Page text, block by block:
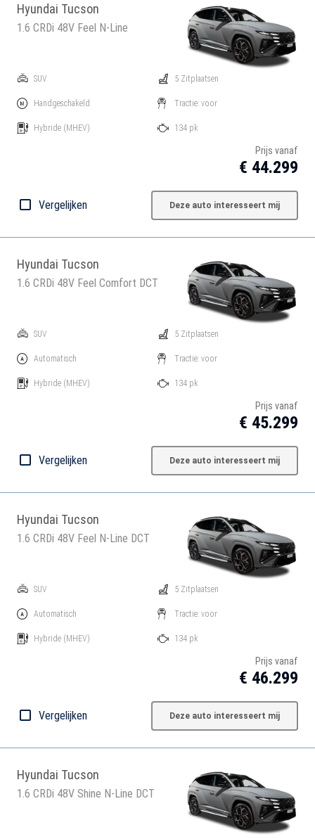
Hyundai Tucson
1.6 CRDi 48V Feel N-Line
SUV
Handgeschakeld
Hybride (MHEV)
5 Zitplaatsen
Tractie: voor
134 pk
Prijs vanaf
€ 44.299
Vergelijken Deze auto interesseert mij
Hyundai Tucson
1.6 CRDi 48V Feel Comfort DCT
SUV
Automatisch
Hybride (MHEV)
5 Zitplaatsen
Tractie: voor
134 pk
Prijs vanaf
€ 45.299
Vergelijken Deze auto interesseert mij
Hyundai Tucson
1.6 CRDi 48V Feel N-Line DCT
SUV
Automatisch
Hybride (MHEV)
5 Zitplaatsen
Tractie: voor
134 pk
Prijs vanaf
€ 46.299
Vergelijken Deze auto interesseert mij
Hyundai Tucson
1.6 CRDi 48V Shine N-Line DCT